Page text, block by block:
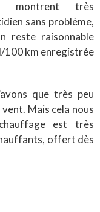
montrent très
sans problème,
reste raisonnable
100 km enregistrée
que très peu
Mais cela nous
est très
offert dès